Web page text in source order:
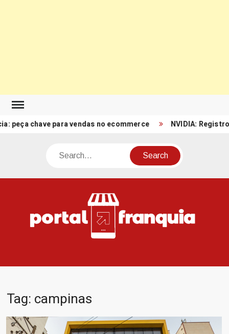
Skip
contentpara vendas no ecommerce NVIDIA: Registro de
Search
Tag: campinas